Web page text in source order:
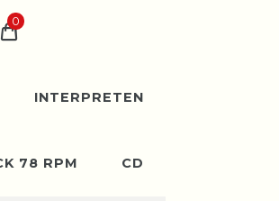
0
INTERPRETEN
78 RPM CD